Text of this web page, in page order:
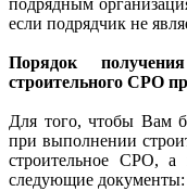
подрядным
если подрядчик не
Порядок
строительного СРО
Для того, чтобы Вам
при выполнении
строительное СРО, а
следующие документы: